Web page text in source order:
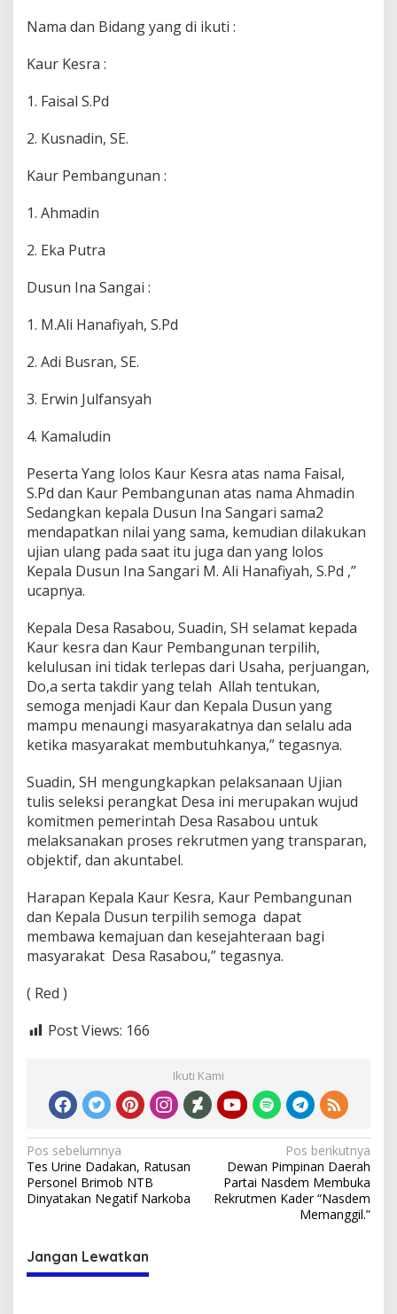
Nama dan Bidang yang di ikuti :
Kaur Kesra :
1. Faisal S.Pd
2. Kusnadin, SE.
Kaur Pembangunan :
1. Ahmadin
2. Eka Putra
Dusun Ina Sangai :
1. M.Ali Hanafiyah, S.Pd
2. Adi Busran, SE.
3. Erwin Julfansyah
4. Kamaludin
Peserta Yang lolos Kaur Kesra atas nama Faisal,
S.Pd dan Kaur Pembangunan atas nama Ahmadin
Sedangkan kepala Dusun Ina Sangari sama2
mendapatkan nilai yang sama, kemudian dilakukan
ujian ulang pada saat itu juga dan yang lolos
Kepala Dusun Ina Sangari M. Ali Hanafiyah, S.Pd ,”
ucapnya.
Kepala Desa Rasabou, Suadin, SH selamat kepada
Kaur kesra dan Kaur Pembangunan terpilih,
kelulusan ini tidak terlepas dari Usaha, perjuangan,
Do,a serta takdir yang telah Allah tentukan,
semoga menjadi Kaur dan Kepala Dusun yang
mampu menaungi masyarakatnya dan selalu ada
ketika masyarakat membutuhkanya,” tegasnya.
Suadin, SH mengungkapkan pelaksanaan Ujian
tulis seleksi perangkat Desa ini merupakan wujud
komitmen pemerintah Desa Rasabou untuk
melaksanakan proses rekrutmen yang transparan,
objektif, dan akuntabel.
Harapan Kepala Kaur Kesra, Kaur Pembangunan
dan Kepala Dusun terpilih semoga dapat
membawa kemajuan dan kesejahteraan bagi
masyarakat Desa Rasabou,” tegasnya.
( Red )
Post Views: 166
Ikuti Kami
Navigasi
pos
Pos sebelumnya
Tes Urine Dadakan, Ratusan
Personel Brimob NTB
Dinyatakan Negatif Narkoba
Pos berikutnya
Dewan Pimpinan Daerah
Partai Nasdem Membuka
Rekrutmen Kader “Nasdem
Memanggil.”
Jangan Lewatkan